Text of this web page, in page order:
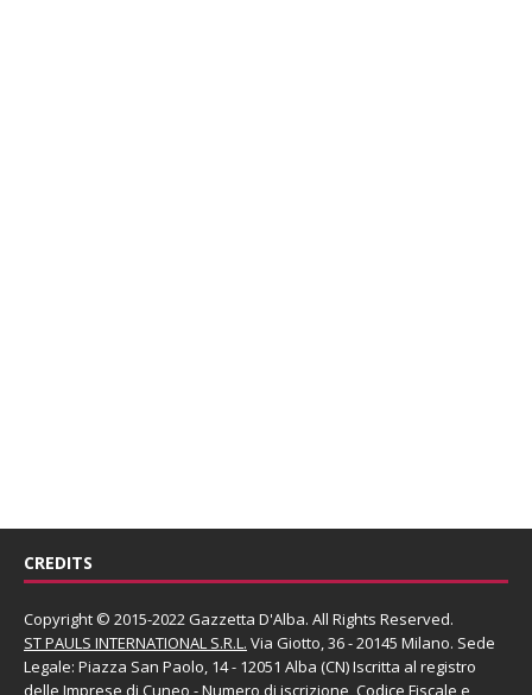
CREDITS
Copyright © 2015-2022 Gazzetta D'Alba. All Rights Reserved.
ST PAULS INTERNATIONAL S.R.L. Via Giotto, 36 - 20145 Milano. Sede
Legale: Piazza San Paolo, 14 - 12051 Alba (CN) Iscritta al registro
delle Imprese di Cuneo - Numero di iscrizione, Codice Fiscale e